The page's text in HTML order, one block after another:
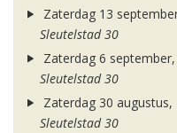
Zaterdag 13
Sleutelstad 30
Zaterdag 6
Sleutelstad 30
Zaterdag 30 augustus,
Sleutelstad 30